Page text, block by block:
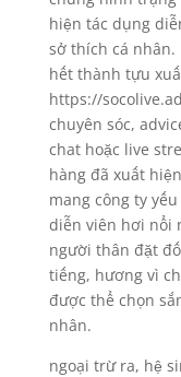
hiện tác dụng
sở thích cá
hết thành tựu
https://
chuyên sóc,
chat hoặc live
hàng đã xuất
mang công ty
diễn viên hơi nổi
người thân đặt
tiếng, hương vì
được thể chọn
nhân.
ngoại trừ ra, hệ